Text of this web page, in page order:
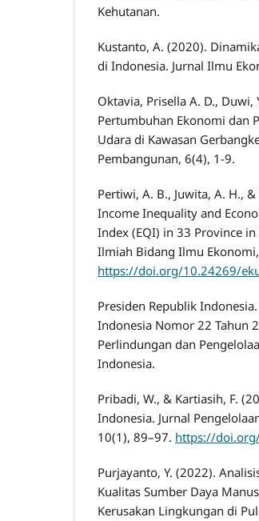
Kehutanan.
Kustanto, A. (2020).
di Indonesia. Jurnal Ilmu
Oktavia, Prisella A. D., Duwi,
Pertumbuhan Ekonomi dan
Udara di Kawasan
Pembangunan, 6(4), 1-9.
Pertiwi, A. B., Juwita, A. H.,
Income Inequality and
Index (EQI) in 33 Province
Ilmiah Bidang Ilmu
https://doi.org/10.24269/
Presiden Republik
Indonesia Nomor 22 Tahun
Perlindungan dan
Indonesia.
Pribadi, W., & Kartiasih, F.
Indonesia. Jurnal
10(1), 89–97. https://
Purjayanto, Y. (2022).
Kualitas Sumber Daya
Kerusakan Lingkungan di